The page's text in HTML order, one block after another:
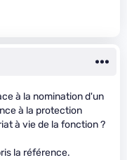
à la nomination d'un
à la protection
à vie de la fonction ?
la référence.